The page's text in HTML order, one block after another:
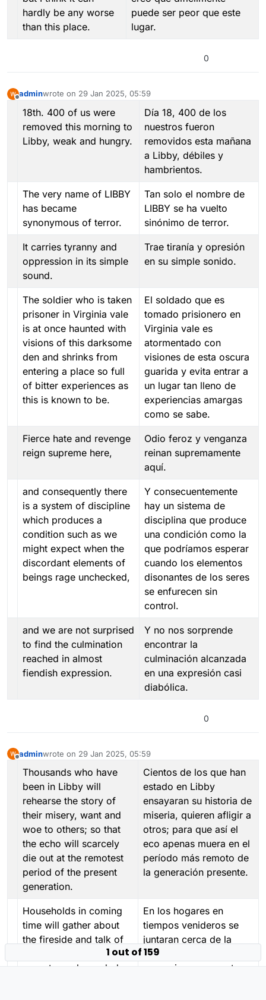
hardly be any worse
than this place.
puede ser peor que este
lugar.
0
adminwrote on 29 Jan 2025, 05:59
last edited by
18th. 400 of us were
removed this morning to
Libby, weak and hungry.
Día 18, 400 de los
nuestros fueron
removidos esta mañana
a Libby, débiles y
hambrientos.
The very name of LIBBY
has became
synonymous of terror.
Tan solo el nombre de
LIBBY se ha vuelto
sinónimo de terror.
It carries tyranny and
oppression in its simple
sound.
Trae tiranía y opresión
en su simple sonido.
The soldier who is taken
prisoner in Virginia vale
is at once haunted with
visions of this darksome
den and shrinks from
entering a place so full
of bitter experiences as
this is known to be.
El soldado que es
tomado prisionero en
Virginia vale es
atormentado con
visiones de esta oscura
guarida y evita entrar a
un lugar tan lleno de
experiencias amargas
como se sabe.
Fierce hate and revenge
reign supreme here,
Odio feroz y venganza
reinan supremamente
aquí.
and consequently there
is a system of discipline
which produces a
condition such as we
might expect when the
discordant elements of
beings rage unchecked,
Y consecuentemente
hay un sistema de
disciplina que produce
una condición como la
que podríamos esperar
cuando los elementos
disonantes de los seres
se enfurecen sin
control.
and we are not surprised
to find the culmination
reached in almost
fiendish expression.
Y no nos sorprende
encontrar la
culminación alcanzada
en una expresión casi
diabólica.
0
adminwrote on 29 Jan 2025, 05:59
last edited by
Thousands who have
been in Libby will
rehearse the story of
their misery, want and
woe to others; so that
the echo will scarcely
die out at the remotest
period of the present
generation.
Cientos de los que han
estado en Libby
ensayaran su historia de
miseria, quieren afligir a
otros; para que así el
eco apenas muera en el
período más remoto de
la generación presente.
Households in coming
time will gather about
the fireside and talk of
ancestors who ended
En los hogares en
tiempos venideros se
juntaran cerca de la
chimenea y hablaran de
sus amigos y ancestros
1 out of 159